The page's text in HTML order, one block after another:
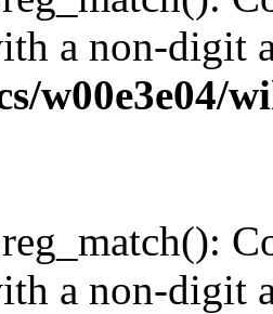
a non-digit
w00e3e04/
a non-digit